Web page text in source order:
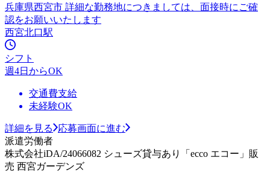
兵庫県西宮市 詳細な勤務地につきましては、面接時にご確
認をお願いいたします
西宮北口駅
シフト
週4日からOK
交通費支給
未経験OK
詳細を見る
応募画面に進む
派遣労働者
株式会社iDA/24066082 シューズ貸与あり「ecco エコー」販
売 西宮ガーデンズ